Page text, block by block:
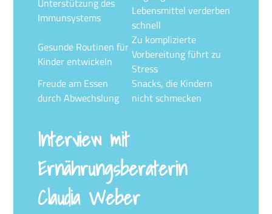
Unterstützung des
Immunsystems
Lebensmittel verderben
schnell
Gesunde Routinen für
Kinder entwickeln
Zu komplizierte
Vorbereitung führt zu
Stress
Freude am Essen
durch Abwechslung
Snacks, die Kindern
nicht schmecken
Interview mit
Ernährungsberaterin
Claudia Weber